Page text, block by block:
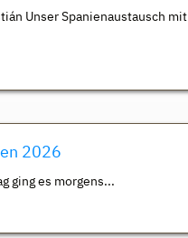
Unser Spanienaustausch mit
2026
ging es morgens...